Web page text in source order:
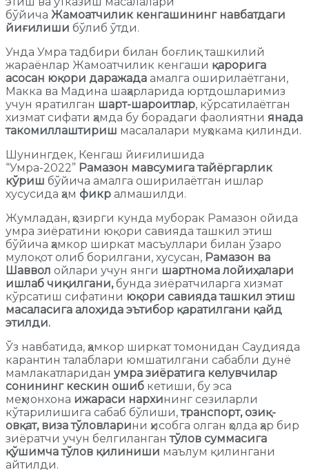
бўйича Жамоатчилик кенгашининг навбатдаги
йиғилиши бўлиб ўтди.
Унда Умра тадбири билан боғлиқ ташкилий
жараёнлар Жамоатчилик кенгаши қарорига
асосан юқори даражада амалга оширилаётгани,
Макка ва Мадина шаҳарларида юртдошларимиз
учун яратилган шарт-шароитлар, кўрсатилаётган
хизмат сифати ҳамда бу борадаги фаолиятни янада
такомиллаштириш масалалари муҳокама қилинди.
Шунингдек, Кенгаш йиғилишида
“Умра-2022” Рамазон мавсумига тайёргарлик
кўриш бўйича амалга оширилаётган ишлар
хусусида ҳам фикр алмашилди.
Жумладан, ҳозирги кунда муборак Рамазон ойида
умра зиёратини юқори савияда ташкил этиш
бўйича ҳамкор ширкат масъуллари билан ўзаро
мулоқот олиб борилгани, хусусан, Рамазон ва
Шаввол ойлари учун янги шартнома лойиҳалари
ишлаб чиқилгани,бунда зиёратчиларга хизмат
кўрсатиш сифатини юқори савияда ташкил этиш
масаласига алоҳида эътибор қаратилгани қайд
этилди.
Ўз навбатида, ҳамкор ширкат томонидан Саудияда
карантин талаблари юмшатилгани сабабли дунё
мамлакатларидан умра зиёратига келувчилар
сонининг кескин ошиб кетиши, бу эса
меҳмонхона ижараси нархининг сезиларли
кўтарилишига сабаб бўлиши,транспорт, озиқ-
овқат, виза тўловларини ҳисобга олган ҳолда ҳар бир
зиёратчи учун белгилангантўлов суммасига
қўшимча тўлов қилиниши маълум қилингани
айтилди.